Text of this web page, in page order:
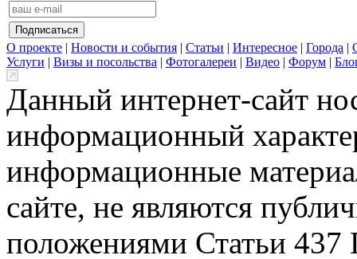
О проекте | Новости и события | Статьи | Интересное | Города |
Услуги | Визы и посольства | Фотогалереи | Видео | Форум |
Данный интернет-сайт
информационный
информационные
сайте, не являются
положениями Статьи 437